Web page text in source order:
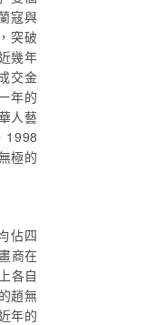
寇與
突破
幾年
交金
年的
人藝
1998
極的
佔四
商在
各自
趙無
年的